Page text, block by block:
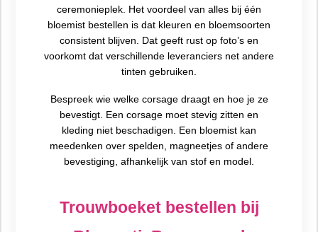
ceremonieplek. Het voordeel van alles bij één
bloemist bestellen is dat kleuren en bloemsoorten
consistent blijven. Dat geeft rust op foto’s en
voorkomt dat verschillende leveranciers net andere
tinten gebruiken.
Bespreek wie welke corsage draagt en hoe je ze
bevestigt. Een corsage moet stevig zitten en
kleding niet beschadigen. Een bloemist kan
meedenken over spelden, magneetjes of andere
bevestiging, afhankelijk van stof en model.
Trouwboeket bestellen bij